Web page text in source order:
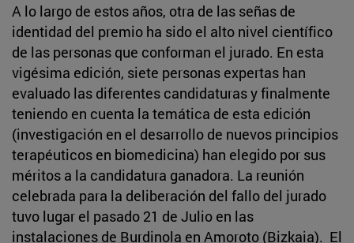
A lo largo de estos años, otra de las señas de
identidad del premio ha sido el alto nivel científico
de las personas que conforman el jurado. En esta
vigésima edición, siete personas expertas han
evaluado las diferentes candidaturas y finalmente
teniendo en cuenta la temática de esta edición
(investigación en el desarrollo de nuevos principios
terapéuticos en biomedicina) han elegido por sus
méritos a la candidatura ganadora. La reunión
celebrada para la deliberación del fallo del jurado
tuvo lugar el pasado 21 de Julio en las
instalaciones de Burdinola en Amoroto (Bizkaia). El